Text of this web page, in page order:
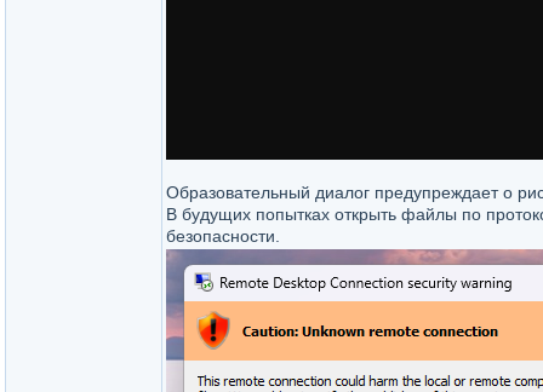
Образовательный диалог предупреждает о
В будущих попытках открыть файлы по
безопасности.